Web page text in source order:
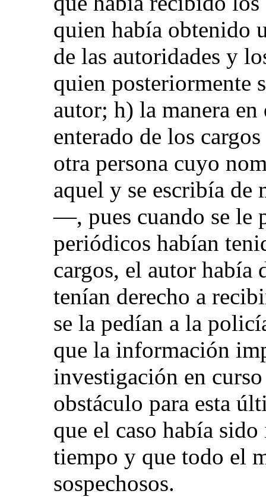
quien había obtenido
de las autoridades y
quien posteriormente
autor; h) la manera en
enterado de los
otra persona cuyo
aquel y se escribía de
—, pues cuando se le
periódicos habían
cargos, el autor había
tenían derecho a
se la pedían a la
que la información
investigación en
obstáculo para esta
que el caso había
tiempo y que todo el
sospechosos.